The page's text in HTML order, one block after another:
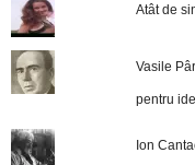
Atât de
Vasile
pentru
Ion